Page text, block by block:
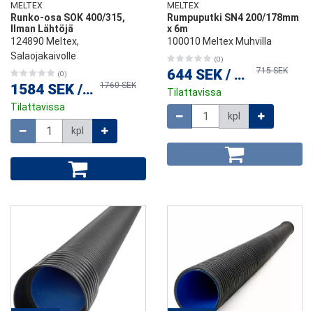
MELTEX
Runko-osa SOK 400/315,
Ilman Lähtöjä
124890 Meltex,
Salaojakaivolle
(0)
1584 SEK / kpl1760 SEK
Tilattavissa
kpl
MELTEX
Rumpuputki SN4 200/178mm
x 6m
100010 Meltex Muhvilla
(0)
644 SEK / kpl 715 SEK
Tilattavissa
kpl